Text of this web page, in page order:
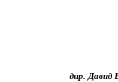
дир. Давид